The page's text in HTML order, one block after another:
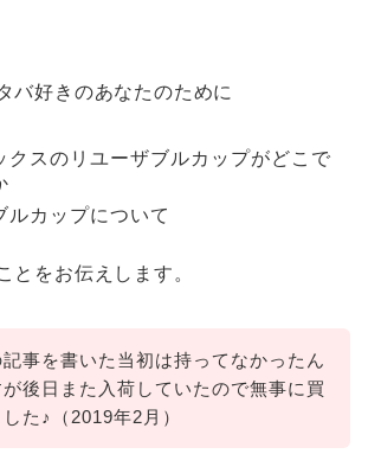
バ好きのあなたのために
クスのリユーザブルカップがどこで
ルカップについて
とをお伝えします。
記事を書いた当初は持ってなかったん
が後日また入荷していたので無事に買
した♪（2019年2月）